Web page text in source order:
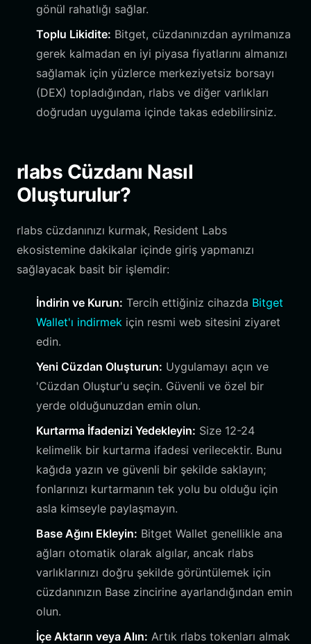
gönül rahatlığı sağlar.
Toplu Likidite: Bitget, cüzdanınızdan ayrılmanıza
gerek kalmadan en iyi piyasa fiyatlarını almanızı
sağlamak için yüzlerce merkeziyetsiz borsayı
(DEX) topladığından, rlabs ve diğer varlıkları
doğrudan uygulama içinde takas edebilirsiniz.
rlabs Cüzdanı Nasıl
Oluşturulur?
rlabs cüzdanınızı kurmak, Resident Labs
ekosistemine dakikalar içinde giriş yapmanızı
sağlayacak basit bir işlemdir:
İndirin ve Kurun: Tercih ettiğiniz cihazda Bitget
Wallet'ı indirmek için resmi web sitesini ziyaret
edin.
Yeni Cüzdan Oluşturun: Uygulamayı açın ve
'Cüzdan Oluştur'u seçin. Güvenli ve özel bir
yerde olduğunuzdan emin olun.
Kurtarma İfadenizi Yedekleyin: Size 12-24
kelimelik bir kurtarma ifadesi verilecektir. Bunu
kağıda yazın ve güvenli bir şekilde saklayın;
fonlarınızı kurtarmanın tek yolu bu olduğu için
asla kimseyle paylaşmayın.
Base Ağını Ekleyin: Bitget Wallet genellikle ana
ağları otomatik olarak algılar, ancak rlabs
varlıklarınızı doğru şekilde görüntülemek için
cüzdanınızın Base zincirine ayarlandığından emin
olun.
İçe Aktarın veya Alın: Artık rlabs tokenları almak